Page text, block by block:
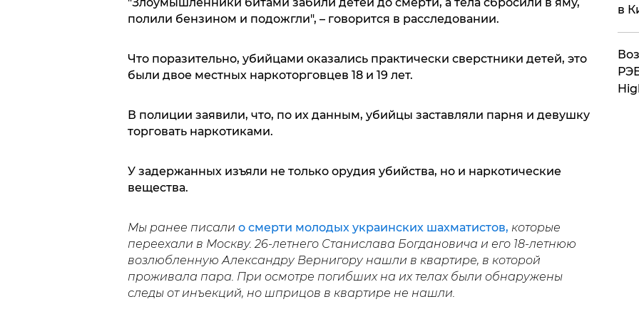
полили бензином и подожгли", – говорится в расследовании.
Что поразительно, убийцами оказались практически сверстники детей, это
были двое местных наркоторговцев 18 и 19 лет.
В полиции заявили, что, по их данным, убийцы заставляли парня и девушку
торговать наркотиками.
У задержанных изъяли не только орудия убийства, но и наркотические
вещества.
Мы ранее писали о смерти молодых украинских шахматистов, которые
переехали в Москву. 26-летнего Станислава Богдановича и его 18-летнюю
возлюбленную Александру Вернигору нашли в квартире, в которой
проживала пара. При осмотре погибших на их телах были обнаружены
следы от инъекций, но шприцов в квартире не нашли.
в